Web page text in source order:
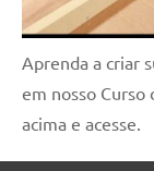
Aprenda a criar
em nosso Curso
acima e acesse.